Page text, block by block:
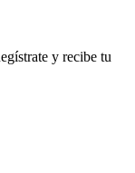
y recibe tu